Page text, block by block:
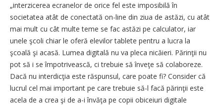
„interzicerea ecranelor de orice fel este imposibilă în
societatea atât de conectată on-line din ziua de astăzi, cu atât
mai mult cu cât multe teme se fac astăzi pe calculator, iar
unele şcoli chiar le oferă elevilor tablete pentru a lucra la
şcoală şi acasă. Lumea digitală nu va pleca nicăieri. Părinţii nu
pot să i se împotrivească, ci trebuie să înveţe să colaboreze.
Dacă nu interdicţia este răspunsul, care poate fi? Consider că
lucrul cel mai important pe care trebuie să-l facă părinţii este
acela de a crea şi de a-i învăţa pe copii obiceiuri digitale